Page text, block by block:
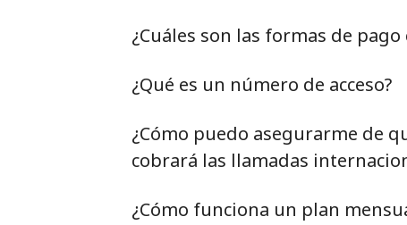
¿Cuáles son las formas de pago
¿Qué es un número de acceso?
¿Cómo puedo asegurarme de
cobrará las llamadas
¿Cómo funciona un plan